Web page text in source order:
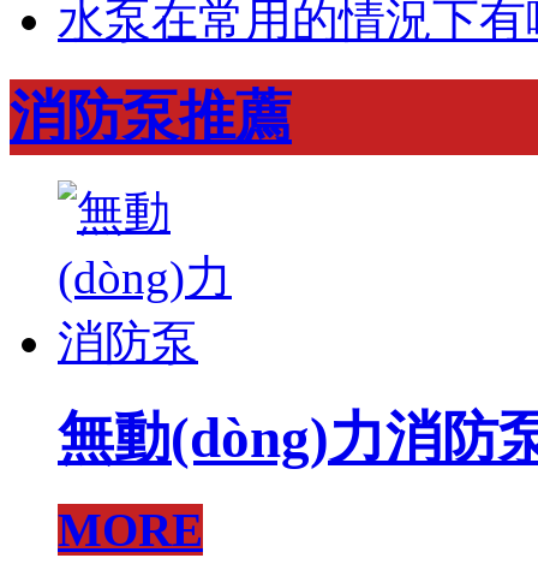
水泵在常用的情況下
消防泵推薦
無動(dòng)力消防
MORE